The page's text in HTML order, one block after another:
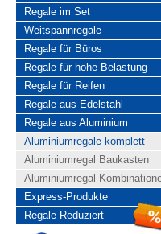
Regale im Set
Weitspannregale
Regale für Büros
Regale für hohe Belastung
Regale für Reifen
Regale aus Edelstahl
Regale aus Aluminium
Aluminiumregale komplett
Aluminiumregal Baukasten
Aluminiumregal
Express-Produkte
Regale Reduziert